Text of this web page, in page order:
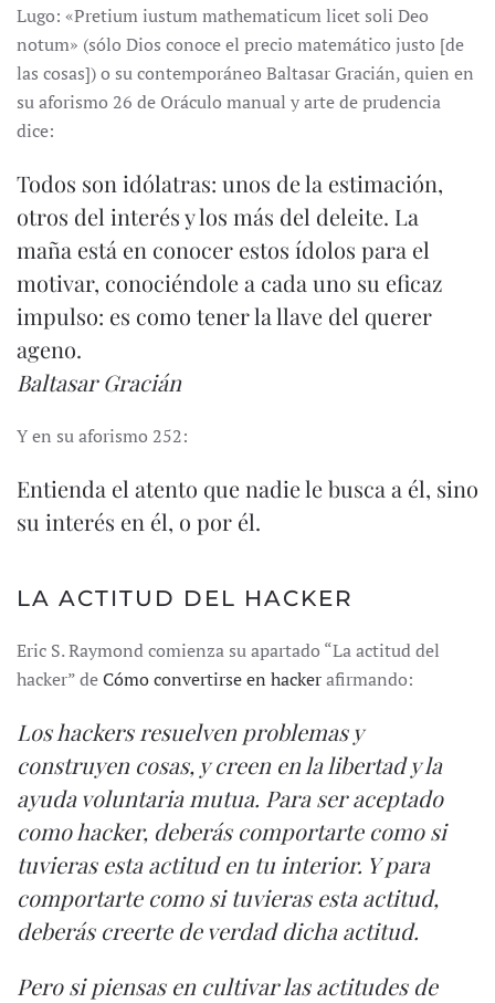
Lugo: «Pretium iustum mathematicum licet soli Deo
notum» (sólo Dios conoce el precio matemático justo [de
las cosas]) o su contemporáneo Baltasar Gracián, quien en
su aforismo 26 de Oráculo manual y arte de prudencia
dice:
Todos son idólatras: unos de la estimación,
otros del interés y los más del deleite. La
maña está en conocer estos ídolos para el
motivar, conociéndole a cada uno su eficaz
impulso: es como tener la llave del querer
ageno.
Baltasar Gracián
Y en su aforismo 252:
Entienda el atento que nadie le busca a él, sino
su interés en él, o por él.
LA ACTITUD DEL HACKER
Eric S. Raymond comienza su apartado “La actitud del
hacker” deCómo convertirse en hackerafirmando:
Los hackers resuelven problemas y
construyen cosas, y creen en la libertad y la
ayuda voluntaria mutua. Para ser aceptado
como hacker, deberás comportarte como si
tuvieras esta actitud en tu interior. Y para
comportarte como si tuvieras esta actitud,
deberás creerte de verdad dicha actitud.
Pero si piensas en cultivar las actitudes de